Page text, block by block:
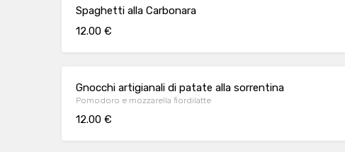
Spaghetti alla Carbonara
12.00 €
Gnocchi artigianali di patate alla sorrentina
Pomodoro e mozzarella fiordilatte
12.00 €